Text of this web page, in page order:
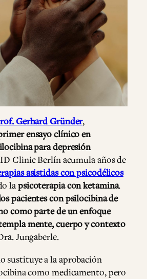
Gerhard Gründer,
ensayo clínico en
para depresión
Clinic Berlín acumula años de
asistidas con psicodélicos
lapsicoterapia con ketamina.
pacientes con psilocibina de
como parte de un enfoque
mente, cuerpo y contexto
Jungaberle.
sustituye a la aprobación
como medicamento, pero